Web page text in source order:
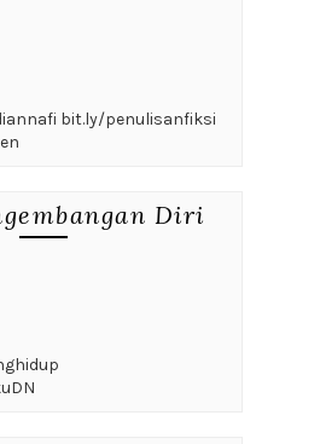
bit.ly/penulisanfiksi
Diri